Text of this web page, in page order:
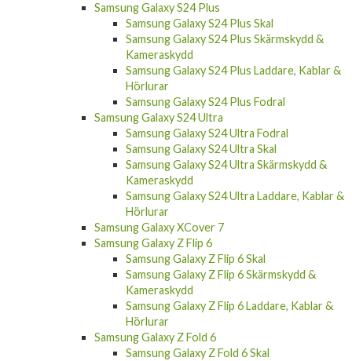
Samsung Galaxy S24 Plus
Samsung Galaxy S24 Plus Skal
Samsung Galaxy S24 Plus Skärmskydd &
Kameraskydd
Samsung Galaxy S24 Plus Laddare, Kablar &
Hörlurar
Samsung Galaxy S24 Plus Fodral
Samsung Galaxy S24 Ultra
Samsung Galaxy S24 Ultra Fodral
Samsung Galaxy S24 Ultra Skal
Samsung Galaxy S24 Ultra Skärmskydd &
Kameraskydd
Samsung Galaxy S24 Ultra Laddare, Kablar &
Hörlurar
Samsung Galaxy XCover 7
Samsung Galaxy Z Flip 6
Samsung Galaxy Z Flip 6 Skal
Samsung Galaxy Z Flip 6 Skärmskydd &
Kameraskydd
Samsung Galaxy Z Flip 6 Laddare, Kablar &
Hörlurar
Samsung Galaxy Z Fold 6
Samsung Galaxy Z Fold 6 Skal